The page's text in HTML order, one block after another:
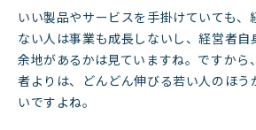
いい製品やサービスを手掛けていても、
ない人は事業も成長しないし、経営者自
余地があるかは見ていますね。ですから
者よりは、どんどん伸びる若い人のほう
いですよね。